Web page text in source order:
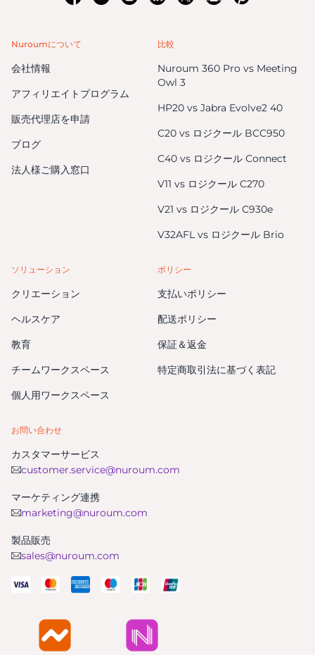
Nuroumについて
会社情報
アフィリエイトプログラム
販売代理店を申請
ブログ
法人様ご購入窓口
比較
Nuroum 360 Pro vs Meeting
Owl 3
HP20 vs Jabra Evolve2 40
C20 vs ロジクール BCC950
C40 vs ロジクール Connect
V11 vs ロジクール C270
V21 vs ロジクール C930e
V32AFL vs ロジクール Brio
ソリューション
クリエーション
ヘルスケア
教育
チームワークスペース
個人用ワークスペース
ポリシー
支払いポリシー
配送ポリシー
保証＆返金
特定商取引法に基づく表記
お問い合わせ
カスタマーサービス
customer.service@nuroum.com
マーケティング連携
marketing@nuroum.com
製品販売
sales@nuroum.com